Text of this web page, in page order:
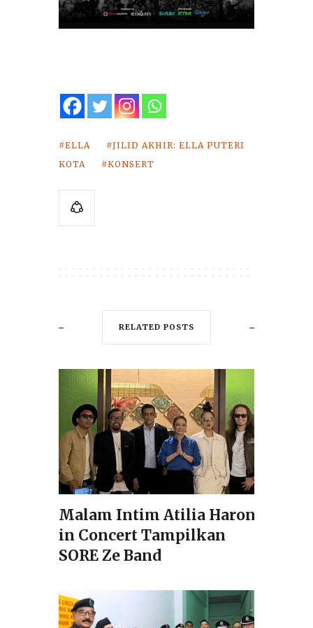
ELLA
JILID AKHIR: ELLA PUTERI
KOTA
KONSERT
RELATED POSTS
Malam Intim Atilia Haron
in Concert Tampilkan
SORE Ze Band